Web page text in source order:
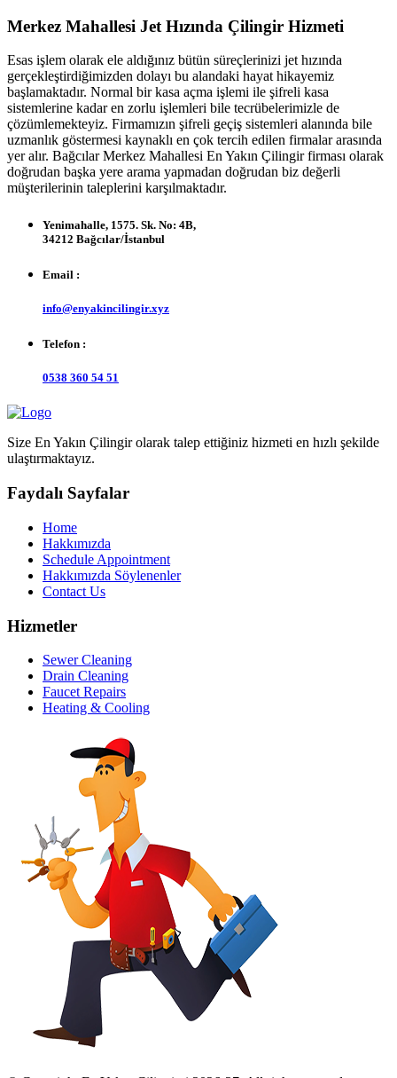
Merkez Mahallesi Jet Hızında Çilingir Hizmeti
Esas işlem olarak ele aldığınız bütün süreçlerinizi jet hızında
gerçekleştirdiğimizden dolayı bu alandaki hayat hikayemiz
başlamaktadır. Normal bir kasa açma işlemi ile şifreli kasa
sistemlerine kadar en zorlu işlemleri bile tecrübelerimizle de
çözümlemekteyiz. Firmamızın şifreli geçiş sistemleri alanında bile
uzmanlık göstermesi kaynaklı en çok tercih edilen firmalar arasında
yer alır. Bağcılar Merkez Mahallesi En Yakın Çilingir firması olarak
doğrudan başka yere arama yapmadan doğrudan biz değerli
müşterilerinin taleplerini karşılmaktadır.
Yenimahalle, 1575. Sk. No: 4B,
34212 Bağcılar/İstanbul
Email :
info@enyakincilingir.xyz
Telefon :
0538 360 54 51
Size En Yakın Çilingir olarak talep ettiğiniz hizmeti en hızlı şekilde
ulaştırmaktayız.
Faydalı Sayfalar
Home
Hakkımızda
Schedule Appointment
Hakkımızda Söylenenler
Contact Us
Hizmetler
Sewer Cleaning
Drain Cleaning
Faucet Repairs
Heating & Cooling